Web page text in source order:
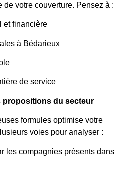
de votre couverture. Pensez à :
et financière
à Bédarieux
de service
propositions du secteur
formules optimise votre
voies pour analyser :
les compagnies présents dans